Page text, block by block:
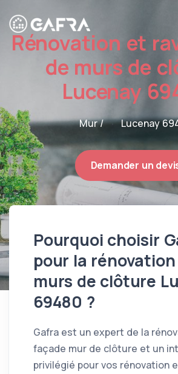
Rénovation et
de murs de
Lucenay
Mur / Lucenay
Demander un
Pourquoi choisir
pour la
murs de clôture
69480 ?
Gafra est un expert de la
façade mur de clôture et un
privilégié pour vos rénovation